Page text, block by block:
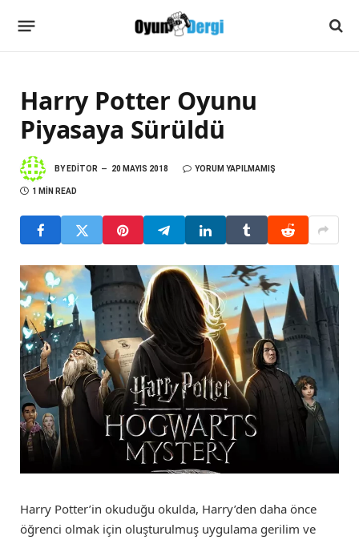
Harry Potter Oyunu
Piyasaya Sürüldü
BY EDITOR 20 MAYIS 2018 YORUM YAPILMAMIŞ
1 MIN READ
Harry Potter’in okuduğu okulda, Harry’den daha önce
öğrenci olmak için oluşturulmuş uygulama gerilim ve